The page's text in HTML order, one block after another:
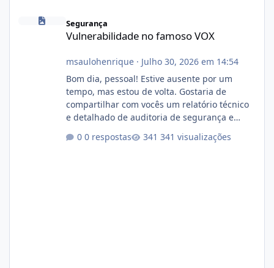
Vulnerabilidade no famoso VOX
Segurança
Vulnerabilidade no famoso VOX
msaulohenrique· Julho 30, 2026 em 14:54
Bom dia, pessoal! Estive ausente por um
tempo, mas estou de volta. Gostaria de
compartilhar com vocês um relatório técnico
e detalhado de auditoria de segurança e
atualmente em circulação e comercialização
0 respostas 341 visualizações